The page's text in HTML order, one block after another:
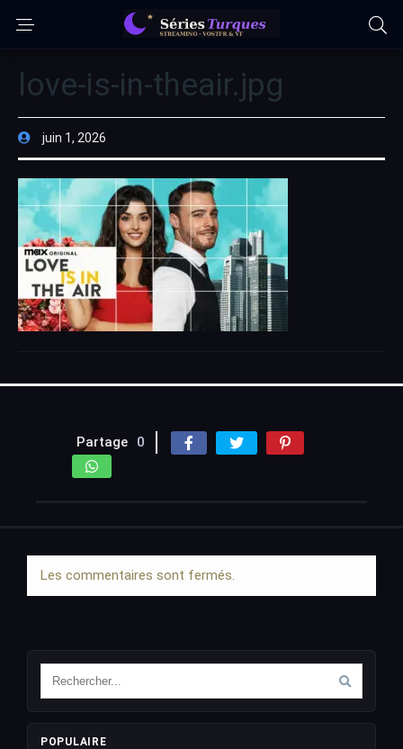
love-is-in-theair.jpg
juin 1, 2026
Partage 0
Les commentaires sont fermés.
POPULAIRE